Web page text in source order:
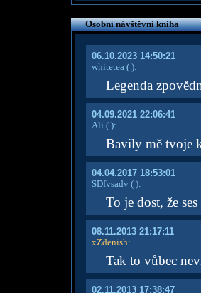
Osobní návštěvní kniha
06.10.2023 14:50:21
whitetea( ):
Legenda
04.09.2021 22:06:41
Ali ( ):
Bavily mě tvoje
04.04.2017 18:53:01
SDfvsadv( ):
To je dost, že
08.11.2013 21:17:11
xZdenish:
Tak to vůbec
02.11.2013 17:38:47